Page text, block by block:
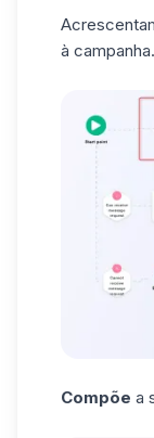
à campanha.
Compõe a